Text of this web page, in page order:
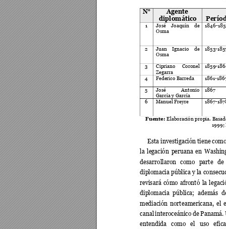
N°
Agente
diplomático
1 José Joaquín
de
Osma
1846-
2 Juan Ignacio
de
Osma
1853-
3 Cipriano
Coronel
Zegarra
1859-
4
Federico Barreda
1861-
5
José
Antonio
García y García
1867
6
Manuel Freyre 1867-
Fuente: Elaboración propia.
1999;
Esta investigación tiene
la legación peruana en
desarrollaron
como parte de
diplomacia pública y la
revisará cómo afrontó la
diplomacia pública; además
mediación norteamericana, el
canal interoceánico de Panamá.
entendida
como el uso